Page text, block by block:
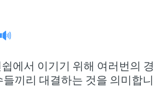
에서 이기기 위해 여러번의 경
끼리 대결하는 것을 의미합니